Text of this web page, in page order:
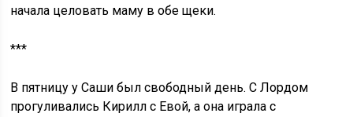
начала целовать маму в обе щеки.
***
В пятницу у Саши был свободный день. С Лордом
прогуливались Кирилл с Евой, а она играла с